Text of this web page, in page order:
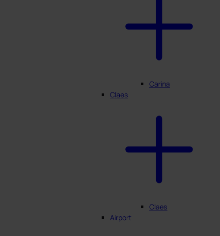
Carina
Claes
Claes
Airport